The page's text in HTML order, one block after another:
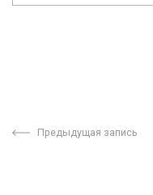
Предыдущая запись